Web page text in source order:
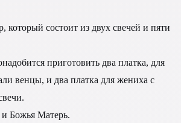
который состоит из двух свечей и пяти
приготовить два платка, для
венцы, и два платка для жениха с
Божья Матерь.